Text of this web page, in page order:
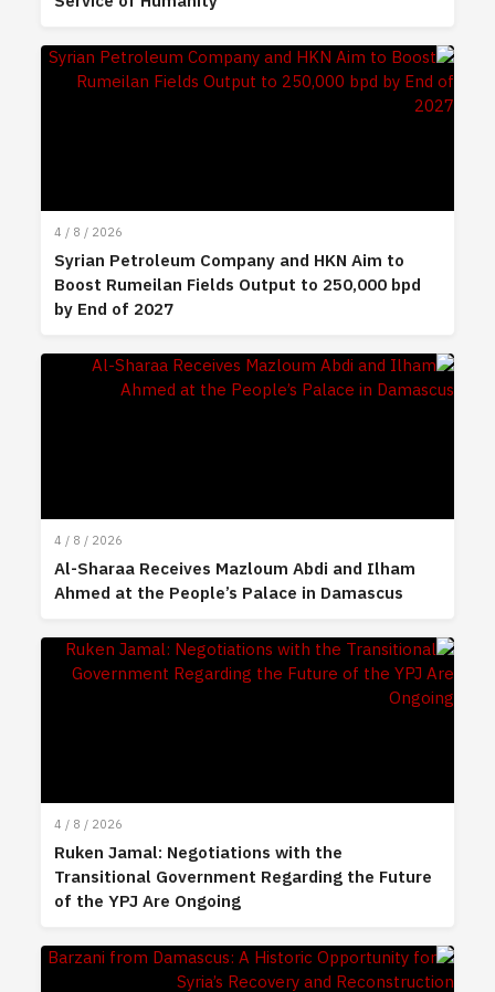
4 / 8 / 2026
Syrian Petroleum Company and HKN Aim to
Boost Rumeilan Fields Output to 250,000 bpd
by End of 2027
4 / 8 / 2026
Al-Sharaa Receives Mazloum Abdi and Ilham
Ahmed at the People’s Palace in Damascus
4 / 8 / 2026
Ruken Jamal: Negotiations with the
Transitional Government Regarding the Future
of the YPJ Are Ongoing